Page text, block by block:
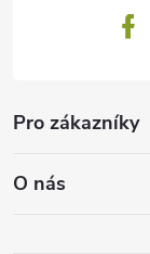
Pro zákazníky
O nás